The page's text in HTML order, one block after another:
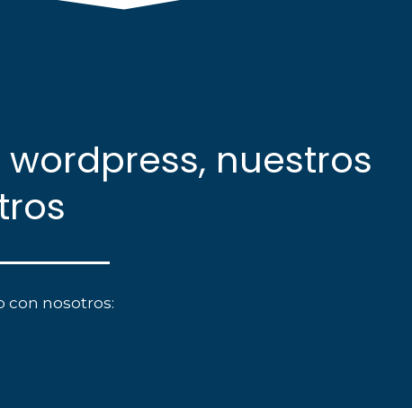
nuestros
con nosotros: